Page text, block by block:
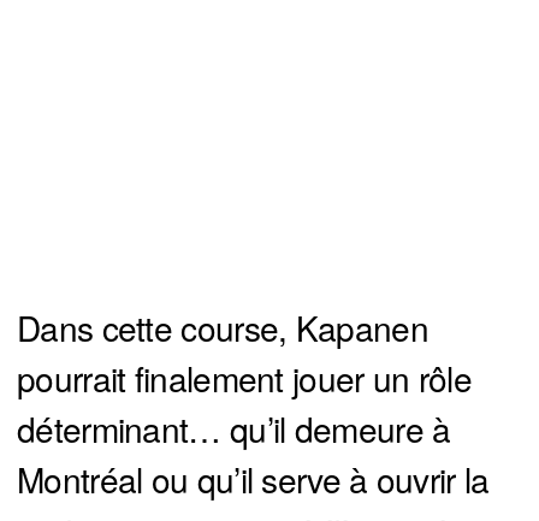
Dans cette course, Kapanen
pourrait finalement jouer un rôle
déterminant… qu’il demeure à
Montréal ou qu’il serve à ouvrir la